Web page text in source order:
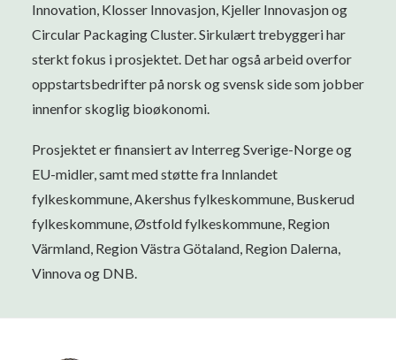
Innovation, Klosser Innovasjon, Kjeller Innovasjon og
Circular Packaging Cluster. Sirkulært trebyggeri har
sterkt fokus i prosjektet. Det har også arbeid overfor
oppstartsbedrifter på norsk og svensk side som jobber
innenfor skoglig bioøkonomi.
Prosjektet er finansiert av Interreg Sverige-Norge og
EU-midler, samt med støtte fra Innlandet
fylkeskommune, Akershus fylkeskommune, Buskerud
fylkeskommune, Østfold fylkeskommune, Region
Värmland, Region Västra Götaland, Region Dalerna,
Vinnova og DNB.